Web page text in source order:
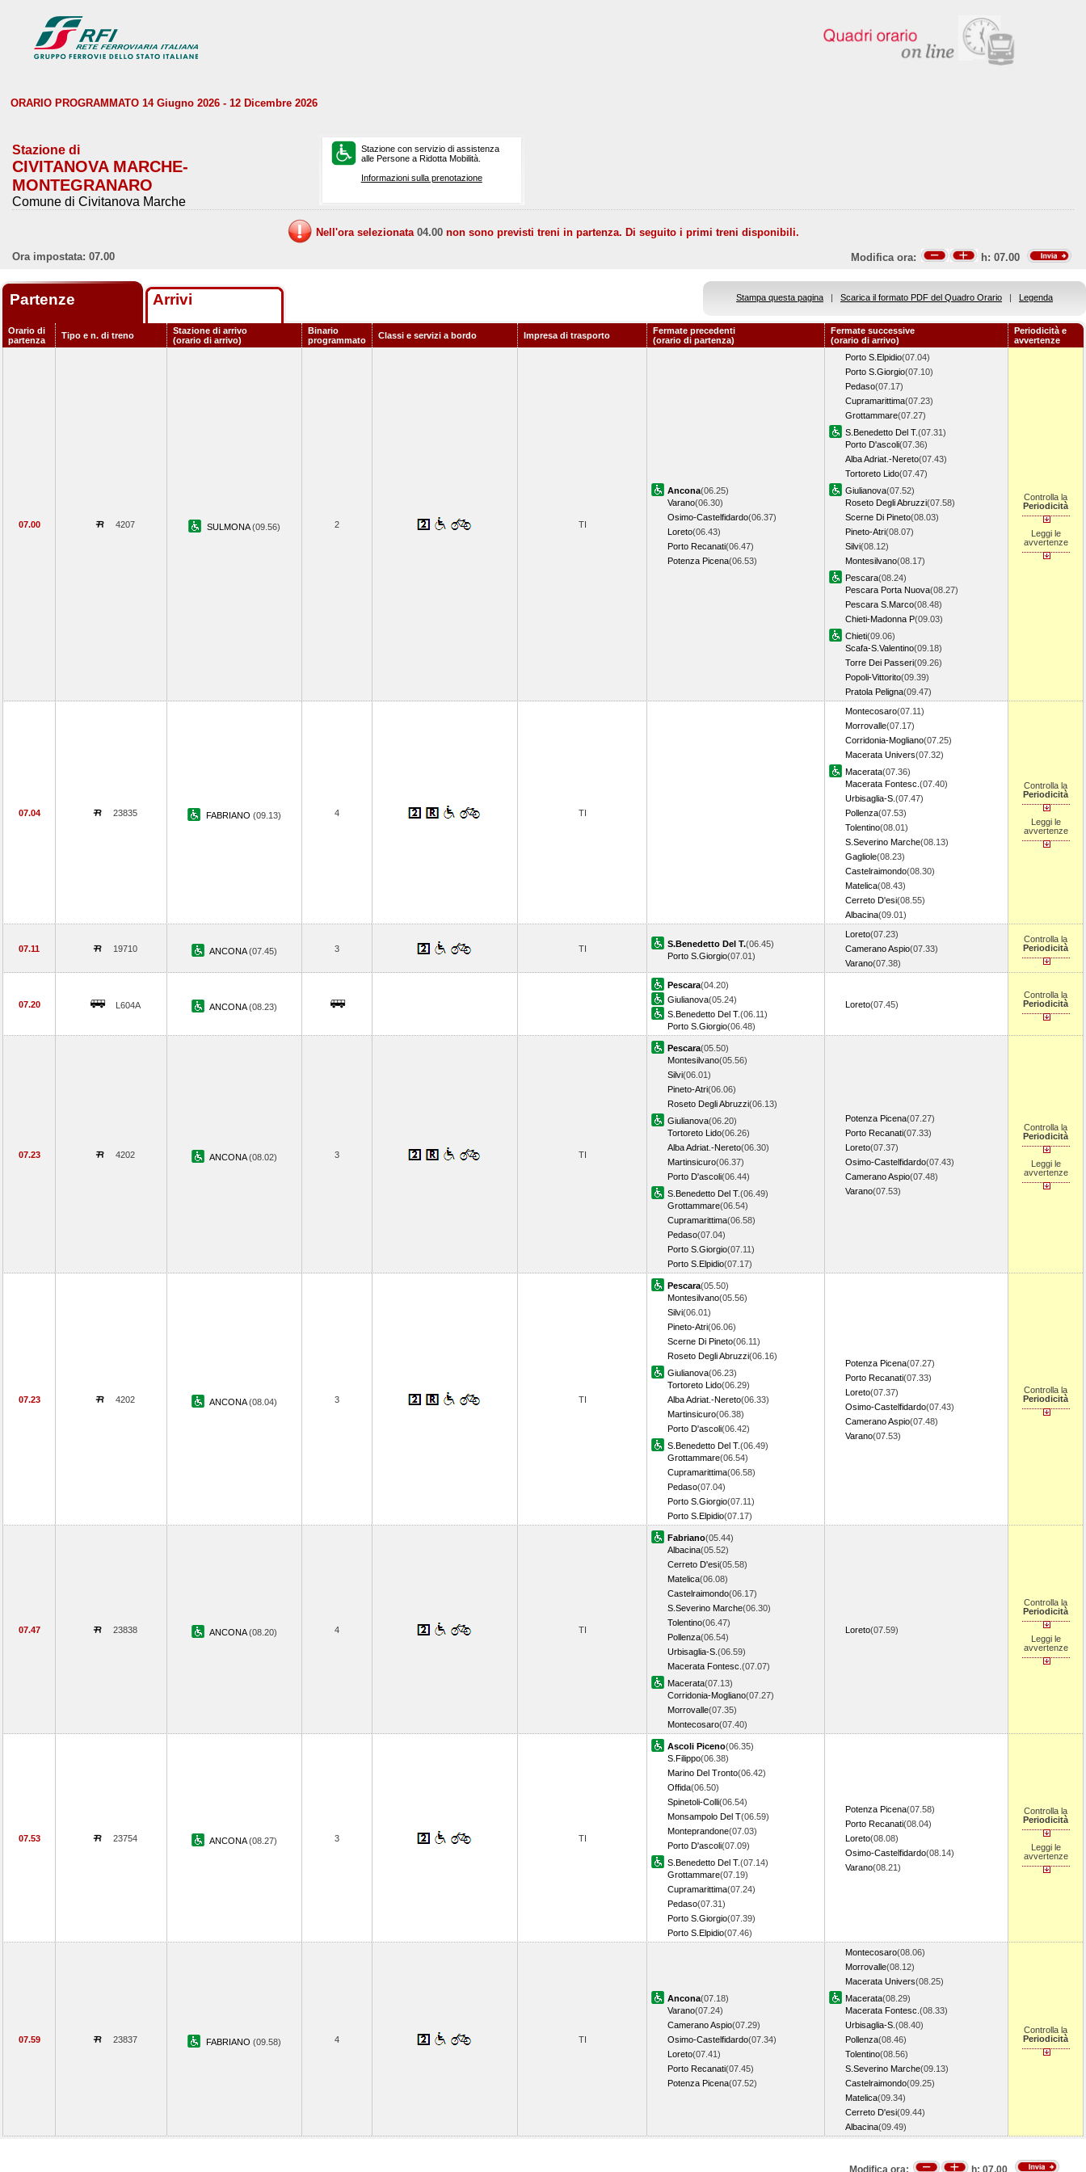
ORARIO PROGRAMMATO 14 Giugno 2026 - 12 Dicembre 2026
Stazione di
CIVITANOVA MARCHE-
MONTEGRANARO
Comune di Civitanova Marche
Stazione con servizio di assistenza
alle Persone a Ridotta Mobilità.
Informazioni sulla prenotazione
Nell'ora selezionata 04.00 non sono previsti treni in partenza. Di seguito i primi treni disponibili.
Ora impostata: 07.00
Modifica ora: h: 07.00
Partenze Arrivi Stampa questa pagina | Scarica il formato PDF del Quadro Orario | Legenda
Orario di
partenza
Tipo e n. di treno
Stazione di arrivo
(orario di arrivo)
Binario
programmato
Classi e servizi a bordo Impresa di trasporto
Fermate precedenti
(orario di partenza)
Fermate successive
(orario di arrivo)
Periodicità e
avvertenze
07.00 4207 SULMONA(09.56) 2 TI
Ancona(06.25)
Varano(06.30)
Osimo-Castelfidardo(06.37)
Loreto(06.43)
Porto Recanati(06.47)
Potenza Picena(06.53)
Porto S.Elpidio(07.04)
Porto S.Giorgio(07.10)
Pedaso(07.17)
Cupramarittima(07.23)
Grottammare(07.27)
S.Benedetto Del T.(07.31)
Porto D'ascoli(07.36)
Alba Adriat.-Nereto(07.43)
Tortoreto Lido(07.47)
Giulianova(07.52)
Roseto Degli Abruzzi(07.58)
Scerne Di Pineto(08.03)
Pineto-Atri(08.07)
Silvi(08.12)
Montesilvano(08.17)
Pescara(08.24)
Pescara Porta Nuova(08.27)
Pescara S.Marco(08.48)
Chieti-Madonna P(09.03)
Chieti(09.06)
Scafa-S.Valentino(09.18)
Torre Dei Passeri(09.26)
Popoli-Vittorito(09.39)
Pratola Peligna(09.47)
Controlla la
Periodicità
Leggi le
avvertenze
07.04 23835 FABRIANO (09.13) 4 TI
Montecosaro(07.11)
Morrovalle(07.17)
Corridonia-Mogliano(07.25)
Macerata Univers(07.32)
Macerata(07.36)
Macerata Fontesc. (07.40)
Urbisaglia-S. (07.47)
Pollenza(07.53)
Tolentino(08.01)
S.Severino Marche(08.13)
Gagliole(08.23)
Castelraimondo(08.30)
Matelica(08.43)
Cerreto D'esi(08.55)
Albacina(09.01)
Controlla la
Periodicità
Leggi le
avvertenze
07.11 19710 ANCONA(07.45) 3 TI S.Benedetto Del T.(06.45)
Porto S.Giorgio(07.01)
Loreto(07.23)
Camerano Aspio(07.33)
Varano(07.38)
Controlla la
Periodicità
07.20 L604A ANCONA(08.23)
Pescara(04.20)
Giulianova(05.24)
S.Benedetto Del T.(06.11)
Porto S.Giorgio(06.48)
Loreto(07.45)
Controlla la
Periodicità
07.23 4202 ANCONA(08.02) 3 TI
Pescara(05.50)
Montesilvano(05.56)
Silvi(06.01)
Pineto-Atri(06.06)
Roseto Degli Abruzzi(06.13)
Giulianova(06.20)
Tortoreto Lido(06.26)
Alba Adriat.-Nereto(06.30)
Martinsicuro(06.37)
Porto D'ascoli(06.44)
S.Benedetto Del T.(06.49)
Grottammare(06.54)
Cupramarittima(06.58)
Pedaso(07.04)
Porto S.Giorgio(07.11)
Porto S.Elpidio(07.17)
Potenza Picena(07.27)
Porto Recanati(07.33)
Loreto(07.37)
Osimo-Castelfidardo(07.43)
Camerano Aspio(07.48)
Varano(07.53)
Controlla la
Periodicità
Leggi le
avvertenze
07.23 4202 ANCONA(08.04) 3 TI
Pescara(05.50)
Montesilvano(05.56)
Silvi(06.01)
Pineto-Atri(06.06)
Scerne Di Pineto(06.11)
Roseto Degli Abruzzi(06.16)
Giulianova(06.23)
Tortoreto Lido(06.29)
Alba Adriat.-Nereto(06.33)
Martinsicuro(06.38)
Porto D'ascoli(06.42)
S.Benedetto Del T.(06.49)
Grottammare(06.54)
Cupramarittima(06.58)
Pedaso(07.04)
Porto S.Giorgio(07.11)
Porto S.Elpidio(07.17)
Potenza Picena(07.27)
Porto Recanati(07.33)
Loreto(07.37)
Osimo-Castelfidardo(07.43)
Camerano Aspio(07.48)
Varano(07.53)
Controlla la
Periodicità
07.47 23838 ANCONA(08.20) 4 TI
Fabriano(05.44)
Albacina(05.52)
Cerreto D'esi(05.58)
Matelica(06.08)
Castelraimondo(06.17)
S.Severino Marche(06.30)
Tolentino(06.47)
Pollenza(06.54)
Urbisaglia-S. (06.59)
Macerata Fontesc. (07.07)
Macerata(07.13)
Corridonia-Mogliano(07.27)
Morrovalle(07.35)
Montecosaro(07.40)
Loreto(07.59)
Controlla la
Periodicità
Leggi le
avvertenze
07.53 23754 ANCONA(08.27) 3 TI
Ascoli Piceno(06.35)
S.Filippo(06.38)
Marino Del Tronto(06.42)
Offida(06.50)
Spinetoli-Colli(06.54)
Monsampolo Del T(06.59)
Monteprandone(07.03)
Porto D'ascoli(07.09)
S.Benedetto Del T.(07.14)
Grottammare(07.19)
Cupramarittima(07.24)
Pedaso(07.31)
Porto S.Giorgio(07.39)
Porto S.Elpidio(07.46)
Potenza Picena(07.58)
Porto Recanati(08.04)
Loreto(08.08)
Osimo-Castelfidardo(08.14)
Varano(08.21)
Controlla la
Periodicità
Leggi le
avvertenze
07.59 23837 FABRIANO (09.58) 4 TI
Ancona(07.18)
Varano(07.24)
Camerano Aspio(07.29)
Osimo-Castelfidardo(07.34)
Loreto(07.41)
Porto Recanati(07.45)
Potenza Picena(07.52)
Montecosaro(08.06)
Morrovalle(08.12)
Macerata Univers(08.25)
Macerata(08.29)
Macerata Fontesc. (08.33)
Urbisaglia-S. (08.40)
Pollenza(08.46)
Tolentino(08.56)
S.Severino Marche(09.13)
Castelraimondo(09.25)
Matelica(09.34)
Cerreto D'esi(09.44)
Albacina(09.49)
Controlla la
Periodicità